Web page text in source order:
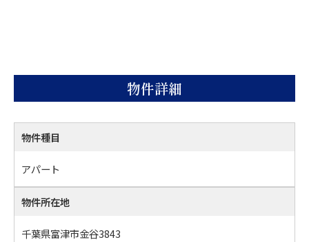
物件詳細
物件種目
アパート
物件所在地
千葉県富津市金谷3843